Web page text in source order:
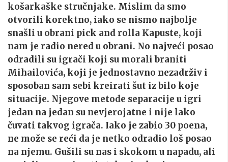
košarkaške stručnjake. Mislim da smo
otvorili korektno, iako se nismo najbolje
snašli u obrani pick and rolla Kapuste, koji
nam je radio nered u obrani. No najveći posao
odradili su igrači koji su morali braniti
Mihailovića, koji je jednostavno nezadrživ i
sposoban sam sebi kreirati šut iz bilo koje
situacije. Njegove metode separacije u igri
jedan na jedan su nevjerojatne i nije lako
čuvati takvog igrača. Iako je zabio 30 poena,
ne može se reći da je netko odradio loš posao
na njemu. Gušili su nas i skokom u napadu, ali